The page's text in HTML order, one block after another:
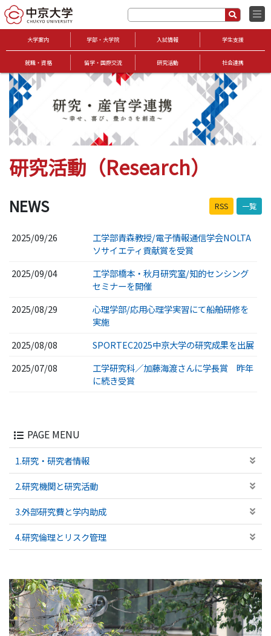
大学案内 学部・大学院 入試情報 学生支援
就職・資格 留学・国際交流 研究活動 社会連携
研究活動（Research）
NEWS RSS 一覧
2025/09/26
工学部青森教授/電子情報通信学会NOLTA
ソサイエティ貢献賞を受賞
2025/09/04
工学部橋本・秋月研究室/知的センシング
セミナーを開催
2025/08/29
心理学部/応用心理学実習にて船舶研修を
実施
2025/08/08
SPORTEC2025中京大学の研究成果を出展
2025/07/08
工学研究科／加藤海渡さんに学長賞 昨年
に続き受賞
PAGE MENU
1.研究・研究者情報
2.研究機関と研究活動
3.外部研究費と学内助成
4.研究倫理とリスク管理